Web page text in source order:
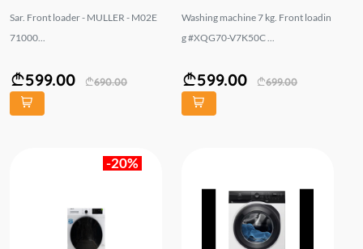
Sar. Front loader - MULLER - M02E
71000...
599.00 690.00
Washing machine 7 kg. Front loadin
g #XQG70-V7K50C ...
599.00 699.00
-20%